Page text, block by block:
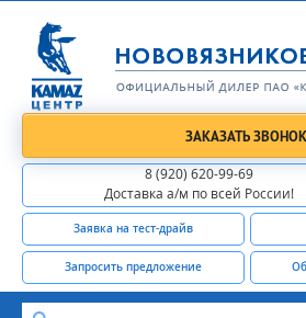
ЗАКАЗАТЬ ЗВОНОК
8 (920) 620-99-69
Доставка а/м по всей России!
Заявка на тест-драйв
Запросить предложение